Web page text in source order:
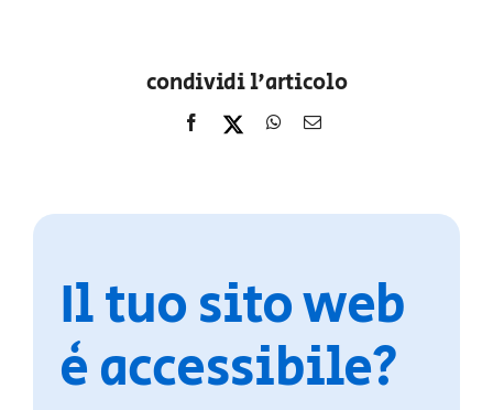
condividi l'articolo
Il tuo sito web
è accessibile?